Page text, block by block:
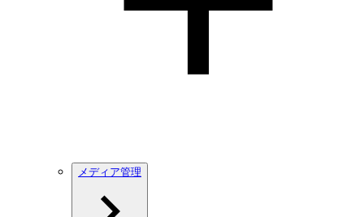
メディア管理